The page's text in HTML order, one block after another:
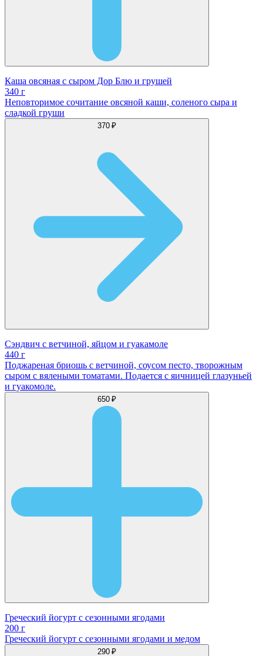
Каша овсяная с сыром Дор Блю и грушей
340 г
Неповторимое сочитание овсяной каши, соленого сыра и
сладкой груши
370 ₽
Сэндвич с ветчиной, яйцом и гуакамоле
440 г
Поджареная бриошь с ветчиной, соусом песто, творожным
сыром с вялеными томатами. Подается с яичницей глазуньей
и гуакомоле.
650 ₽
Греческий йогурт с сезонными ягодами
200 г
Греческий йогурт с сезонными ягодами и медом
290 ₽